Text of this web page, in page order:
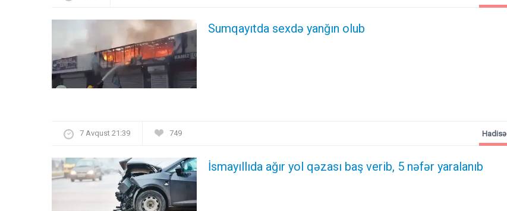
Sumqayıtda sexdə yanğın olub
7 Avqust 21:39 749
İsmayıllıda ağır yol qəzası baş verib, 5 nəfər yaralanıb
Hadisə